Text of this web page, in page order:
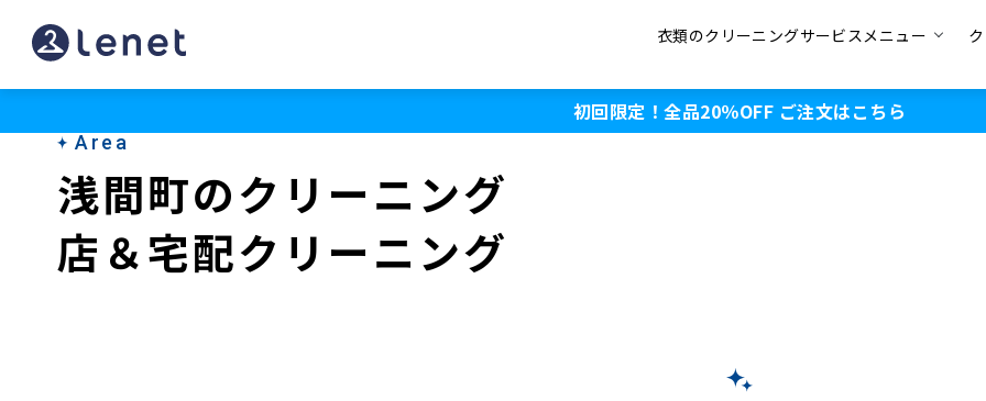
浅
間
衣類のクリーニングサービスメニュー
初回限定！全品20％OFF ご注文はこちら
Area
浅間町のクリーニング
店＆宅配クリーニング